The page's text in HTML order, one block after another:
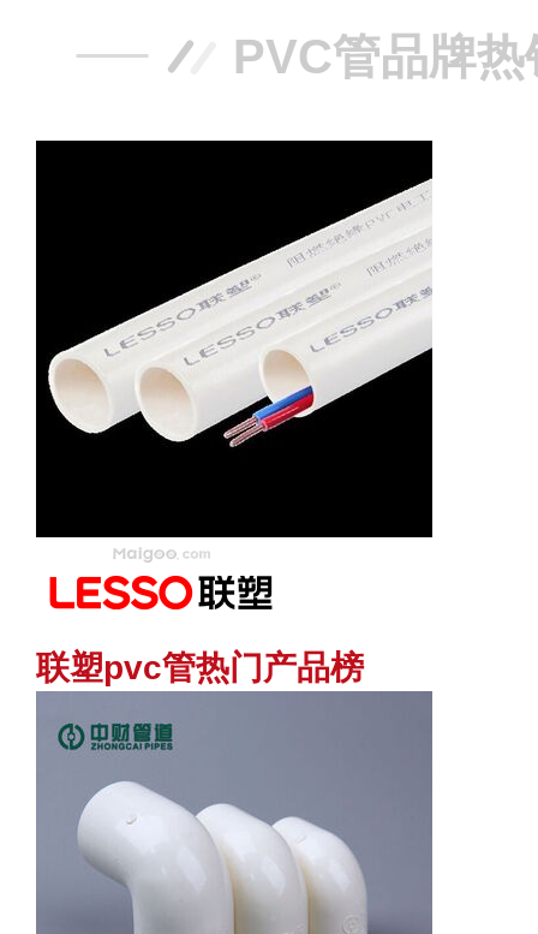
PVC管品牌
联塑pvc管热门产品榜